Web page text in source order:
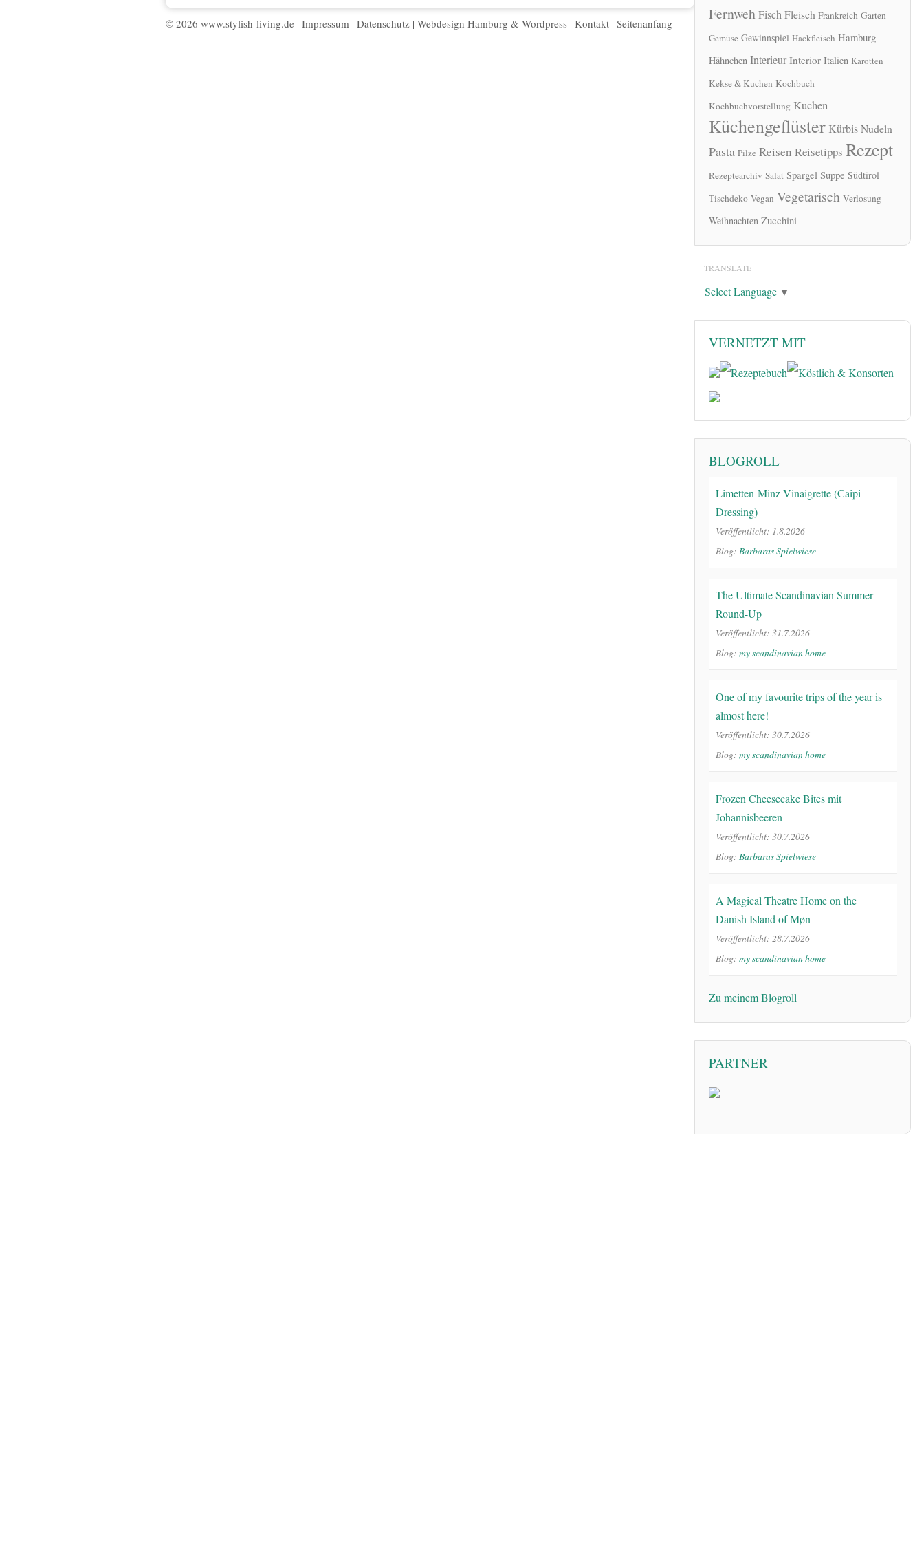
© 2026 www.stylish-living.de | Impressum | Datenschutz | Webdesign Hamburg & Wordpress | Kontakt | Seitenanfang
FernwehFischFleisch Frankreich Garten
Gemüse Gewinnspiel Hackfleisch Hamburg
Hähnchen Interieur Interior Italien Karotten
Kekse & Kuchen Kochbuch
Kochbuchvorstellung Kuchen
Küchengeflüster KürbisNudeln
Pasta Pilze Reisen Reisetipps Rezept
Rezeptearchiv Salat Spargel Suppe Südtirol
Tischdeko Vegan Vegetarisch Verlosung
Weihnachten Zucchini
TRANSLATE
Select Language ▼
VERNETZT MIT
BLOGROLL
Limetten-Minz-Vinaigrette (Caipi-
Dressing)
Veröffentlicht: 1.8.2026
Blog: Barbaras Spielwiese
The Ultimate Scandinavian Summer
Round-Up
Veröffentlicht: 31.7.2026
Blog: my scandinavian home
One of my favourite trips of the year is
almost here!
Veröffentlicht: 30.7.2026
Blog: my scandinavian home
Frozen Cheesecake Bites mit
Johannisbeeren
Veröffentlicht: 30.7.2026
Blog: Barbaras Spielwiese
A Magical Theatre Home on the
Danish Island of Møn
Veröffentlicht: 28.7.2026
Blog: my scandinavian home
Zu meinem Blogroll
PARTNER